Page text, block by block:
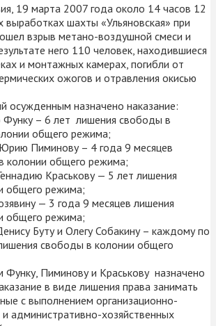
19 марта 2007 года около 14 часов 12
шахты «Ульяновская» при
взрыв метано-воздушной смеси и
него 110 человек, находившиеся
и монтажных камерах, погибли от
ожогов и отравления окисью
осужденным назначено наказание:
Функу – 6 лет лишения свободы в
общего режима;
Пиминову – 4 года 9 месяцев
колонии общего режима;
Краськову — 5 лет лишения
общего режима;
— 3 года 9 месяцев лишения
общего режима;
Буту и Олегу Собакину – каждому по
свободы в колонии общего
Пиминову и Краськову назначено
в виде лишения права занимать
с выполнением организационно-
административно-хозяйственных